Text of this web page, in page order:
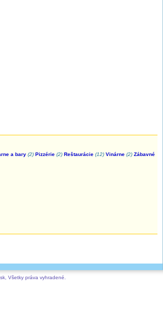
a bary (2) Pizzérie (2) Reštaurácie (12) Vinárne (2) Zábavné
Všetky práva vyhradené.